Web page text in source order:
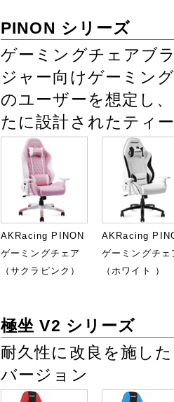
PINON シリーズ
ゲーミングチェアブ
ジャー向けゲーミン
のユーザーを想定し
たに設計されたティ
AKRacing PINON
ゲーミングチェア
（サクラピンク）
AKRacing
ゲーミングチェ
（ホワイト ）
極坐 V2 シリーズ
耐久性に改良を施し
バージョン